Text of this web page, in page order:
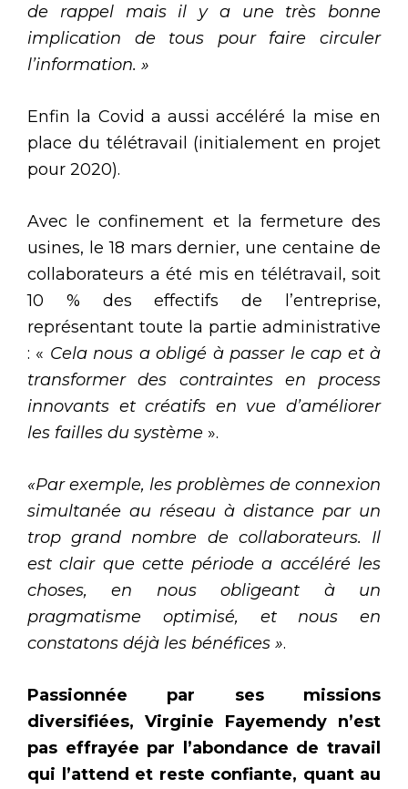
de rappel mais il y a une très bonne
implication de tous pour faire circuler
l’information. »
Enfin la Covid a aussi accéléré la mise en
place du télétravail (initialement en projet
pour 2020).
Avec le confinement et la fermeture des
usines, le 18 mars dernier, une centaine de
collaborateurs a été mis en télétravail, soit
10 % des effectifs de l’entreprise,
représentant toute la partie administrative
: « Cela nous a obligé à passer le cap et à
transformer des contraintes en process
innovants et créatifs en vue d’améliorer
les failles du système ».
«Par exemple, les problèmes de connexion
simultanée au réseau à distance par un
trop grand nombre de collaborateurs. Il
est clair que cette période a accéléré les
choses, en nous obligeant à un
pragmatisme optimisé, et nous en
constatons déjà les bénéfices ».
Passionnée par ses missions
diversifiées, Virginie Fayemendy n’est
pas effrayée par l’abondance de travail
qui l’attend et reste confiante, quant au